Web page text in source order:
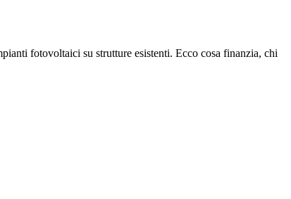
fotovoltaici su strutture esistenti. Ecco cosa finanzia, chi